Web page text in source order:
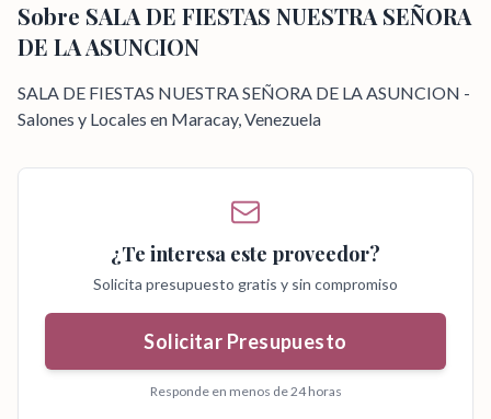
Sobre SALA DE FIESTAS NUESTRA SEÑORA
DE LA ASUNCION
SALA DE FIESTAS NUESTRA SEÑORA DE LA ASUNCION -
Salones y Locales en Maracay, Venezuela
¿Te interesa este proveedor?
Solicita presupuesto gratis y sin compromiso
Solicitar Presupuesto
Responde en menos de 24 horas